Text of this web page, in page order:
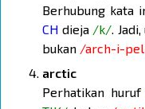
Berhubung kata
CH dieja /k/.
bukan /arch-i-
arctic
Perhatikan